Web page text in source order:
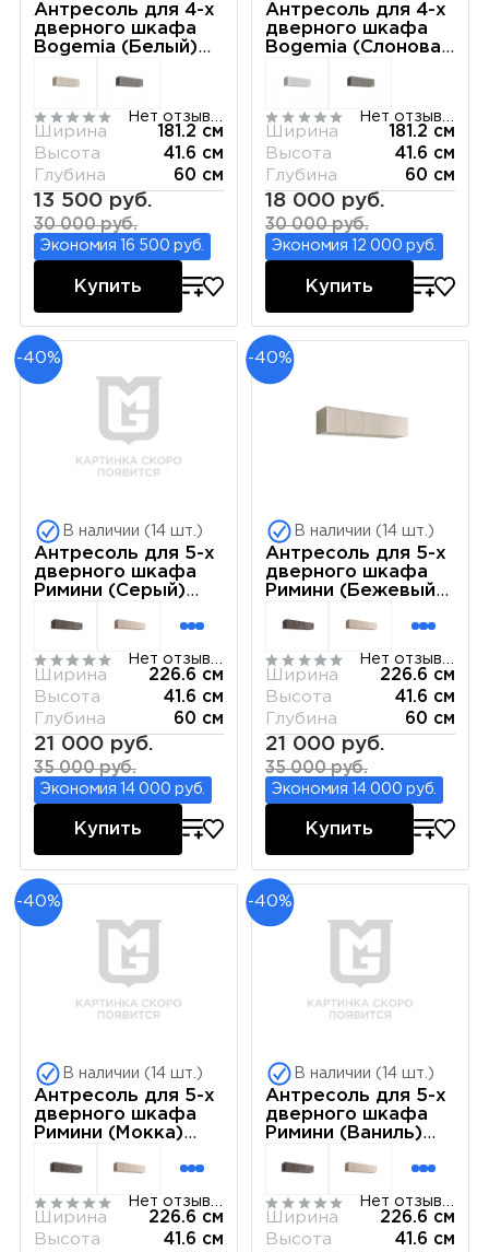
Антресоль для 4-х
дверного шкафа
Bogemia (Белый)
Ширина
181.2 см
Высота
41.6 см
Глубина
60 см
13 500 руб.
30 000 руб.
Экономия 16 500 руб.
Купить
Антресоль для 4-х
дверного шкафа
Bogemia (Слоновая
Ширина
181.2 см
Высота
41.6 см
Глубина
60 см
18 000 руб.
30 000 руб.
Экономия 12 000 руб.
Купить
-40%
В наличии (14 шт.)
Антресоль для 5-х
дверного шкафа
Римини (Серый)
Ширина
226.6 см
Высота
41.6 см
Глубина
60 см
21 000 руб.
35 000 руб.
Экономия 14 000 руб.
Купить
-40%
В наличии (14 шт.)
Антресоль для 5-х
дверного шкафа
Римини (Бежевый)
Ширина
226.6 см
Высота
41.6 см
Глубина
60 см
21 000 руб.
35 000 руб.
Экономия 14 000 руб.
Купить
-40%
В наличии (14 шт.)
Антресоль для 5-х
дверного шкафа
Римини (Мокка)
Ширина
226.6 см
Высота
41.6 см
-40%
В наличии (14 шт.)
Антресоль для 5-х
дверного шкафа
Римини (Ваниль)
Ширина
226.6 см
Высота
41.6 см